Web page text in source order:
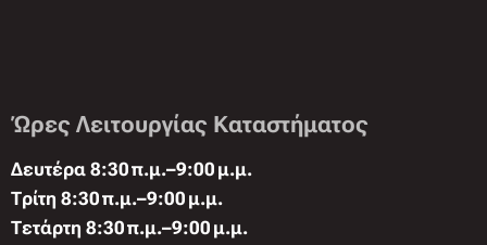
Ώρες Λειτουργίας Καταστήματος
Δευτέρα 8:30 π.μ.–9:00 μ.μ.
Τρίτη 8:30 π.μ.–9:00 μ.μ.
Τετάρτη 8:30 π.μ.–9:00 μ.μ.